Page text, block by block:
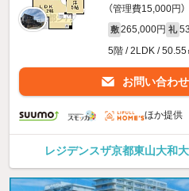
（管理費15,000円）
敷 265,000円 礼
5階 / 2LDK / 50.55
お問い合わせ
ほか提供
レジデンスザ京都東山大和